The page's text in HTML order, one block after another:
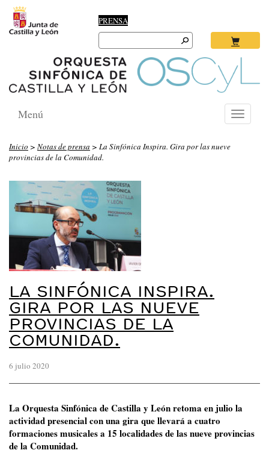
PRENSA
Search
for:
Toggle
Menú
Inicio > Notas de prensa > La Sinfónica Inspira. Gira por las nueve
provincias de la Comunidad.
LA SINFÓNICA INSPIRA.
GIRA POR LAS NUEVE
PROVINCIAS DE LA
COMUNIDAD.
6 julio 2020
La Orquesta Sinfónica de Castilla y León retoma en julio la
actividad presencial con una gira que llevará a cuatro
formaciones musicales a 15 localidades de las nueve provincias
de la Comunidad.